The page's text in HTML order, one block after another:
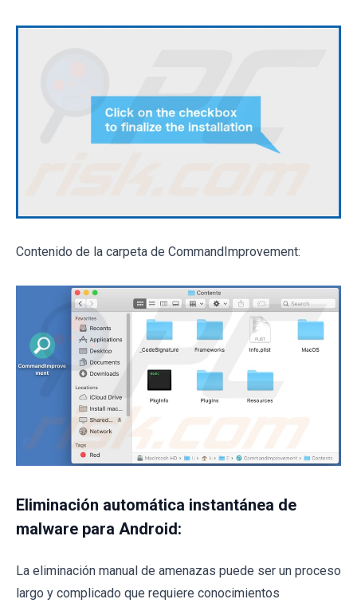
Contenido de la carpeta de CommandImprovement:
Eliminación automática instantánea de
malware para Android:
La eliminación manual de amenazas puede ser un proceso
largo y complicado que requiere conocimientos